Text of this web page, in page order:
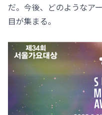
だ。今後、どのようなア
目が集まる。